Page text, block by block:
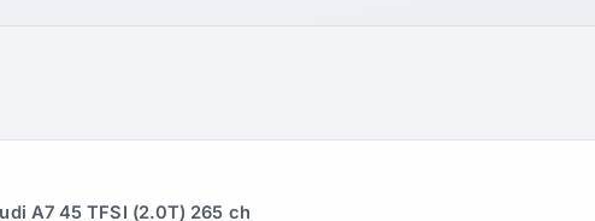
A7 45 TFSI (2.0T) 265 ch